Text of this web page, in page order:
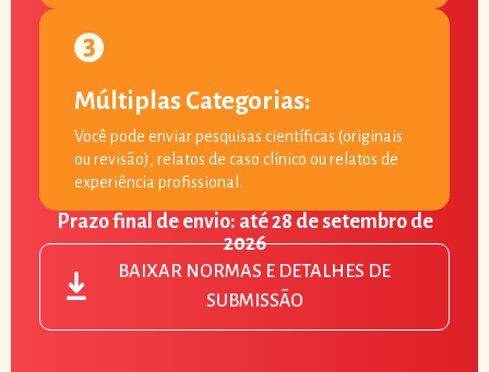
Múltiplas Categorias:
Você pode enviar pesquisas científicas (originais
ou revisão), relatos de caso clínico ou relatos de
experiência profissional.
Prazo final de envio: até 28 de setembro de
2026
BAIXAR NORMAS E DETALHES DE
SUBMISSÃO